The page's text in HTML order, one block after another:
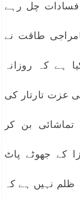
فسادات چل رہے
طاقت نے
ہے کہ روزانہ
عزت تارتار کی
بن کر
کے جھوٹے پاٹ
ظلم نہیں ہے کہ